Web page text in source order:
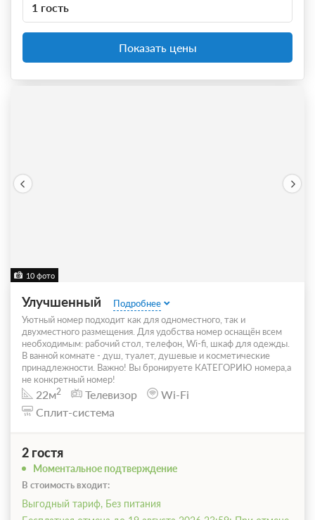
1 гость
Показать цены
10 фото
Улучшенный
Подробнее
Уютный номер подходит как для одноместного, так и
двухместного размещения. Для удобства номер оснащён всем
необходимым: рабочий стол, телефон, Wi-fi, шкаф для одежды.
В ванной комнате - душ, туалет, душевые и косметические
принадлежности. Важно! Вы бронируете КАТЕГОРИЮ номера,а
не конкретный номер!
22м2 Телевизор
Wi-Fi
Сплит-система
2 гостя
Моментальное подтверждение
В стоимость входит:
Выгодный тариф, Без питания